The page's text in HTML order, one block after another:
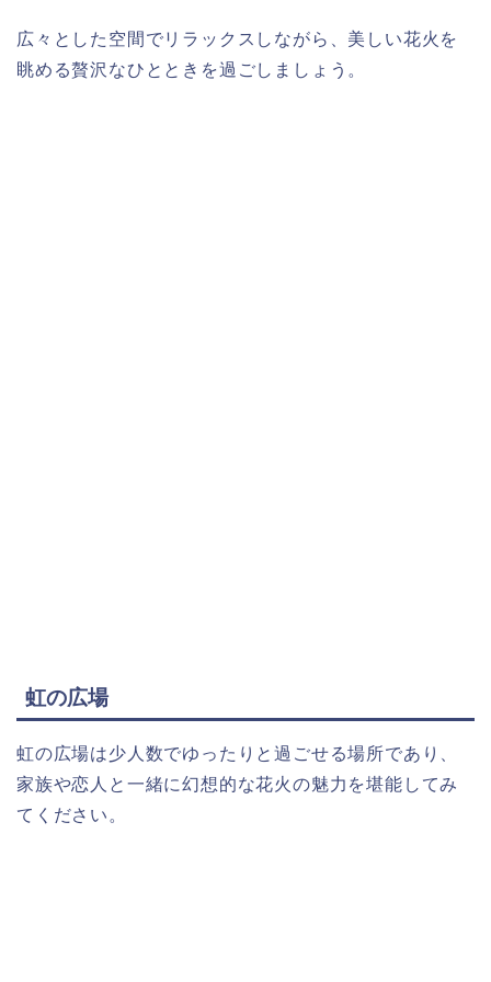
広々とした空間でリラックスしながら、美しい花火を
眺める贅沢なひとときを過ごしましょう。
虹の広場
虹の広場は少人数でゆったりと過ごせる場所であり、
家族や恋人と一緒に幻想的な花火の魅力を堪能してみ
てください。